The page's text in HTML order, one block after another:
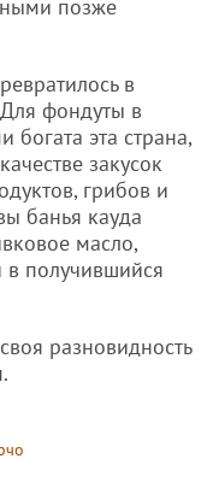
позже
в
фондуты в
богата эта страна,
закусок
грибов и
банья кауда
масло,
в получившийся
разновидность